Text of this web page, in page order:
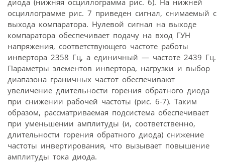
диода (нижняя осциллограмма рис. 6). На нижней
осциллограмме рис. 7 приведен сигнал, снимаемый с
выхода компаратора. Нулевой сигнал на выходе
компаратора обеспечивает подачу на вход ГУН
напряжения, соответствующего частоте работы
инвертора 2358 Гц, а единичный — частоте 2439 Гц.
Параметры элементов инвертора, нагрузки и выбор
диапазона граничных частот обеспечивают
увеличение длительности горения обратного диода
при снижении рабочей частоты (рис. 6-7). Таким
образом, рассматриваемая подсистема обеспечивает
при уменьшении амплитуды (и, соответственно,
длительности горения обратного диода) снижение
частоты инвертирования, что вызывает повышение
амплитуды тока диода.